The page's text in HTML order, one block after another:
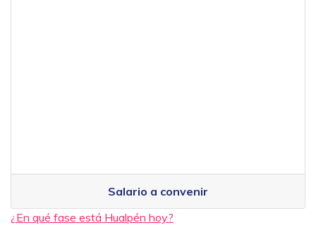
Salario a convenir
¿En qué fase está Hualpén hoy?